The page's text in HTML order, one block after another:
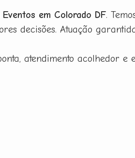
em Colorado DF.
decisões. Atuação
atendimento acolhedor e